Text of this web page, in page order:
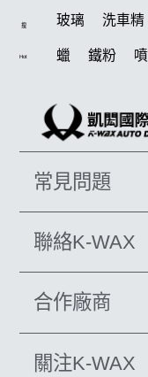
搜
Hot
玻璃 洗車精
蠟 鐵粉
鍍膜劑 打蠟
水痕 收納
細節刷
無線打蠟機
防水鞋 皮革
常見問題
聯絡K-WAX
合作廠商
關注K-WAX